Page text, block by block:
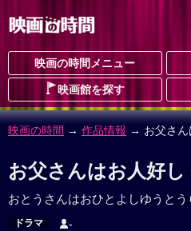
映画の時間メニュー
映画館を探す
映画の時間 → 作品情報 → お父さん
お父さんはお人好
おとうさんはおひとよしゆうと
ドラマ -